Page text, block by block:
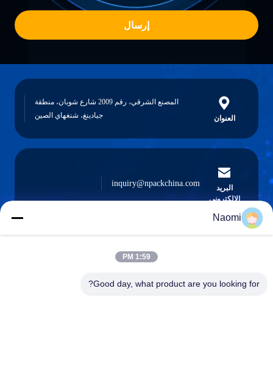
إرسال
العنوان
المصنع الشرقي، رقم 2009 شارع شوبان، منطقة
جيادينغ، شنغهاي الصين
البريد
الإلكتروني
inquiry@npackchina.com
0086-21-66035560
Naomi
1:59 PM
Good day, what product are you looking for?